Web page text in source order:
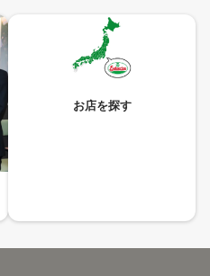
お店を探す